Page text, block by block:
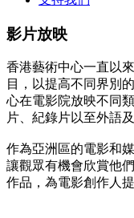
影片放映
香港藝術中心一直以
目，以提高不同界別
心在電影院放映不同
片、紀錄片以至外語
作為亞洲區的電影和
讓觀眾有機會欣賞他
作品，為電影創作人